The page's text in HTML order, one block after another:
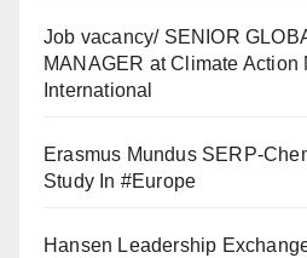
Job vacancy/ SENIOR
MANAGER at Climate Action
International
Erasmus Mundus SERP-
Study In #Europe
Hansen Leadership